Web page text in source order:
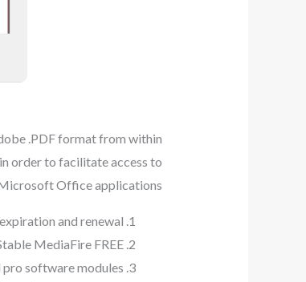
.PDF format from within
order to facilitate access to
Office applications.
and renewal
MediaFire FREE
software modules